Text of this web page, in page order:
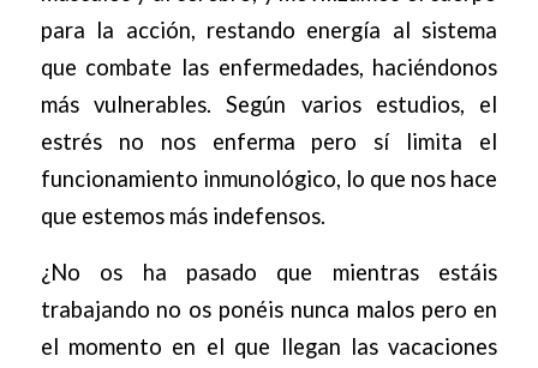
para la acción, restando energía al sistema
que combate las enfermedades, haciéndonos
más vulnerables. Según varios estudios, el
estrés no nos enferma pero sí limita el
funcionamiento inmunológico, lo que nos hace
que estemos más indefensos.
¿No os ha pasado que mientras estáis
trabajando no os ponéis nunca malos pero en
el momento en el que llegan las vacaciones